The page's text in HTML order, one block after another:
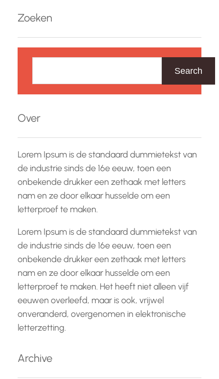
Zoeken
k
n
Search
Over
Lorem Ipsum is de standaard dummietekst van
de industrie sinds de 16e eeuw, toen een
onbekende drukker een zethaak met letters
nam en ze door elkaar husselde om een
letterproef te maken.
Lorem Ipsum is de standaard dummietekst van
de industrie sinds de 16e eeuw, toen een
onbekende drukker een zethaak met letters
nam en ze door elkaar husselde om een
letterproef te maken. Het heeft niet alleen vijf
eeuwen overleefd, maar is ook, vrijwel
onveranderd, overgenomen in elektronische
letterzetting.
Archive